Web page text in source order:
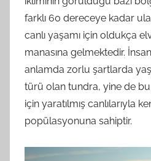
farklı 60 dereceye kadar
canlı yaşamı için oldukça
manasına gelmektedir.
anlamda zorlu şartlarda
türü olan tundra, yine de
için yaratılmış canlılarıyla
popülasyonuna sahiptir.